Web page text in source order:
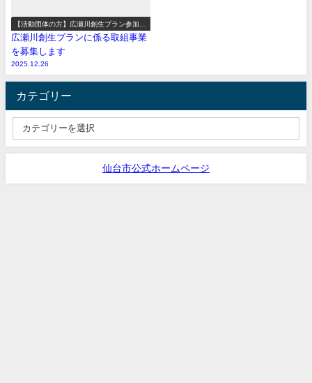
【活動団体の方】広瀬川創生プラン参加事
業の募集
広瀬川創生プランに係る取組事業
を募集します
2025.12.26
カテゴリー
仙台市公式ホームページ